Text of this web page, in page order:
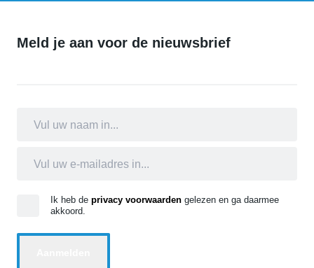
Meld je aan voor de nieuwsbrief
Ik heb de privacy voorwaarden gelezen en ga daarmee
akkoord.